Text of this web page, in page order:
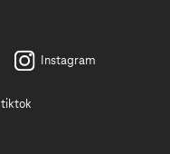
Instagram
tiktok